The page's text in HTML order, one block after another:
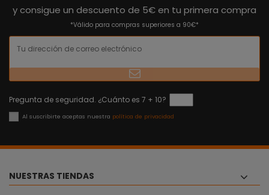
y consigue un descuento de 5€ en tu primera compra
*Válido para compras superiores a 90€*
Pregunta de seguridad. ¿Cuánto es 7 + 10?
Al suscribirte aceptas nuestra política de privacidad
NUESTRAS TIENDAS